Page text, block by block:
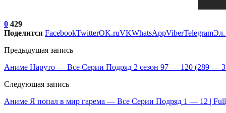
0 429
Поделится FacebookTwitterOK.ruVKWhatsAppViberTelegramЭл.
Предыдущая запись
Аниме Наруто — Все Серии Подряд 2 сезон 97 — 120 (289 —
Следующая запись
Аниме Я попал в мир гарема — Все Серии Подряд 1 — 12 |